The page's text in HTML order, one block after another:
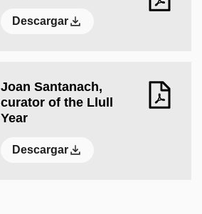
Descargar
Joan Santanach,
curator of the Llull
Year
Descargar